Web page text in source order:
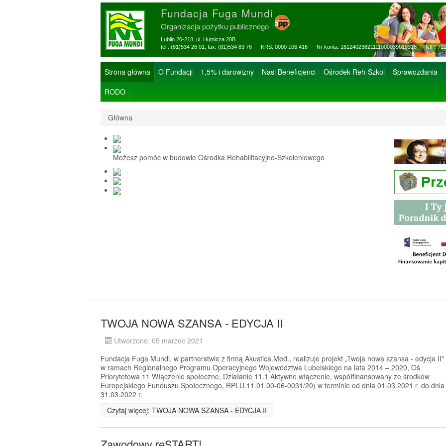
Fundacja Fuga Mundi
Organizacja pożytku publicznego
Lublin 20-218, ul. Hutnicza 20B
tel.: (81)534 26 01, fax: (81)534 83 76 KRS: 0000 106 416 Nr konta: 18124023821111000039019318 NIP:
Strona główna O Fundacji 1,5% i darowizny Nasi Beneficjenci Ośrodek Reh-Szkol Sprawozdania
RODO
Główna
Możesz pomóc w budowie Ośrodka Rehabilitacyjno-Szkoleniowego
TWOJA NOWA SZANSA - EDYCJA II
Utworzono: 05 marzec 2021
Fundacja Fuga Mundi, w partnerstwie z firmą Akustica.Med., realizuje projekt „Twoja nowa szansa - edycja II"
w ramach Regionalnego Programu Operacyjnego Województwa Lubelskiego na lata 2014 – 2020, Oś
Priorytetowa 11 Włączenie społeczne, Działanie 11.1 Aktywne włączenie, współfinansowany ze środków
Europejskiego Funduszu Społecznego, RPLU.11.01.00-06-0031/20) w terminie od dnia 01.03.2021 r. do dnia
31.03.2022 r.
Czytaj więcej: TWOJA NOWA SZANSA - EDYCJA II